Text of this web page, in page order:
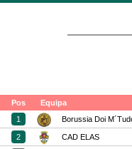
Pos Equipa
1
Borussia Doi
2 CAD ELAS